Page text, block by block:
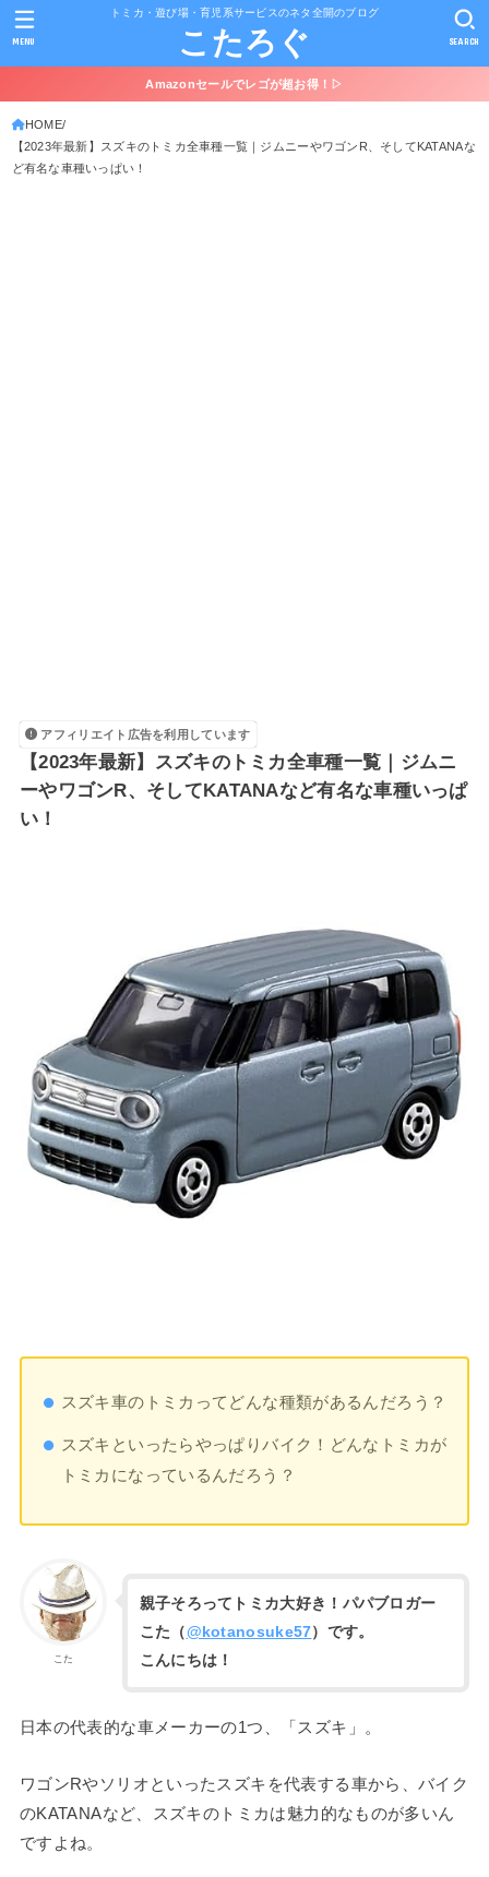
トミカ・遊び場・育児系サービスのネタ全開のブログ
こたろぐ SEARCH
MENU
Amazonセールでレゴが超お得！▷
HOME
【2023年最新】スズキのトミカ全車種一覧｜ジムニーやワゴンR、そしてKATANAな
ど有名な車種いっぱい！
アフィリエイト広告を利用しています
【2023年最新】スズキのトミカ全車種一覧｜ジムニ
ーやワゴンR、そしてKATANAなど有名な車種いっぱ
い！
スズキ車のトミカってどんな種類があるんだろう？
スズキといったらやっぱりバイク！どんなトミカが
トミカになっているんだろう？
こた
親子そろってトミカ大好き！パパブロガー
こた（@kotanosuke57）です。
こんにちは！
日本の代表的な車メーカーの1つ、「スズキ」。
ワゴンRやソリオといったスズキを代表する車から、バイク
のKATANAなど、スズキのトミカは魅力的なものが多いん
ですよね。